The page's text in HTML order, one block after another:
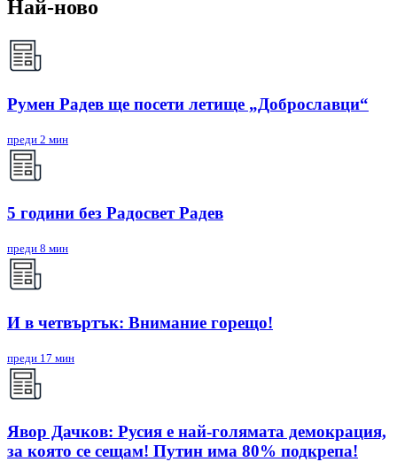
Най-ново
Румен Радев ще посети летище „Доброславци“
преди 2 мин
5 години без Радосвет Радев
преди 8 мин
И в четвъртък: Внимание горещо!
преди 17 мин
Явор Дачков: Русия е най-голямата демокрация,
за която се сещам! Путин има 80% подкрепа!